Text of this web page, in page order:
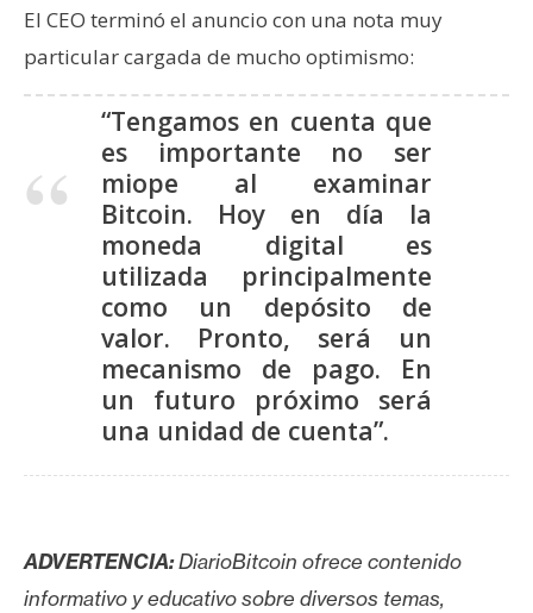
El CEO terminó el anuncio con una nota muy
particular cargada de mucho optimismo:
“Tengamos en cuenta que
es importante no ser
miope al examinar
Bitcoin. Hoy en día la
moneda digital es
utilizada principalmente
como un depósito de
valor. Pronto, será un
mecanismo de pago. En
un futuro próximo será
una unidad de cuenta”.
ADVERTENCIA:DiarioBitcoin ofrece contenido
informativo y educativo sobre diversos temas,